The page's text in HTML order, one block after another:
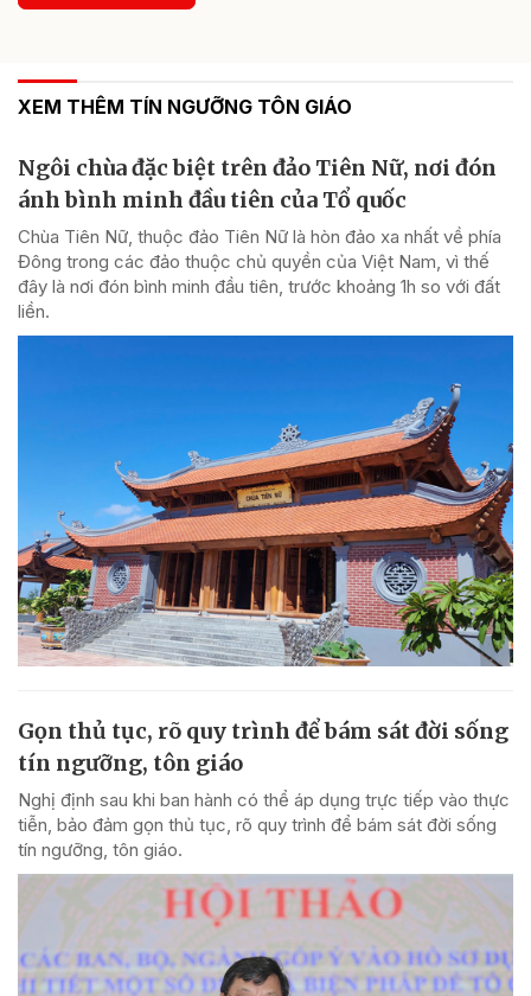
XEM THÊM TÍN NGƯỠNG TÔN GIÁO
Ngôi chùa đặc biệt trên đảo Tiên Nữ, nơi đón
ánh bình minh đầu tiên của Tổ quốc
Chùa Tiên Nữ, thuộc đảo Tiên Nữ là hòn đảo xa nhất về phía
Đông trong các đảo thuộc chủ quyền của Việt Nam, vì thế
đây là nơi đón bình minh đầu tiên, trước khoảng 1h so với đất
liền.
Gọn thủ tục, rõ quy trình để bám sát đời sống
tín ngưỡng, tôn giáo
Nghị định sau khi ban hành có thể áp dụng trực tiếp vào thực
tiễn, bảo đảm gọn thủ tục, rõ quy trình để bám sát đời sống
tín ngưỡng, tôn giáo.